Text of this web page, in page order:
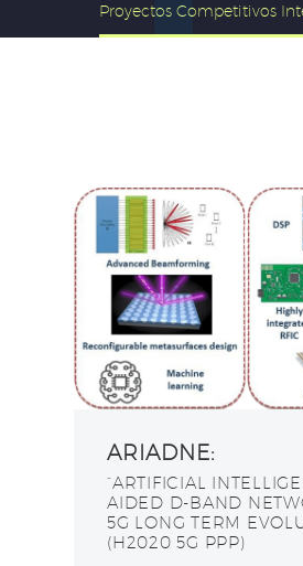
Proyectos Competitivos
ARIADNE:
“ARTIFICIAL
AIDED D-BAND
5G LONG TERM
(H2020 5G PPP)​